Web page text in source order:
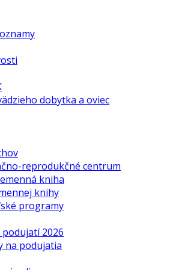
dobytka a oviec
reprodukčné centrum
kniha
knihy
programy
2026
na podujatia